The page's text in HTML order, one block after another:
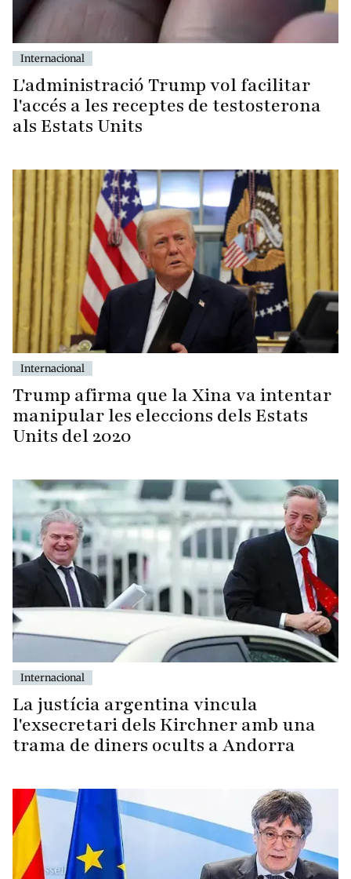
Internacional
L'administració Trump vol facilitar
l'accés a les receptes de testosterona
als Estats Units
Internacional
Trump afirma que la Xina va intentar
manipular les eleccions dels Estats
Units del 2020
Internacional
La justícia argentina vincula
l'exsecretari dels Kirchner amb una
trama de diners ocults a Andorra